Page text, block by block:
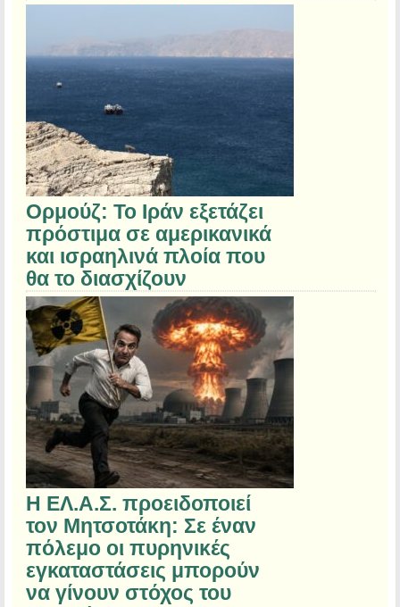
Ορμούζ: Το Ιράν εξετάζει
πρόστιμα σε αμερικανικά
και ισραηλινά πλοία που
θα το διασχίζουν
Η ΕΛ.Α.Σ. προειδοποιεί
τον Μητσοτάκη: Σε έναν
πόλεμο οι πυρηνικές
εγκαταστάσεις μπορούν
να γίνουν στόχος του